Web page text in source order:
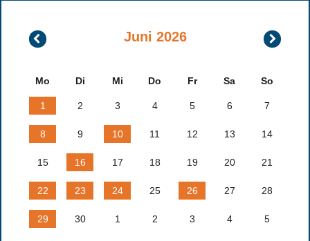
Mai
2026
Juni 2026
Juli
2026
Mo Di Mi Do Fr Sa So
1 2 3 4 5 6 7
8 9 10 11 12 13 14
15 16 17 18 19 20 21
22 23 24 25 26 27 28
29 30 1 2 3 4 5